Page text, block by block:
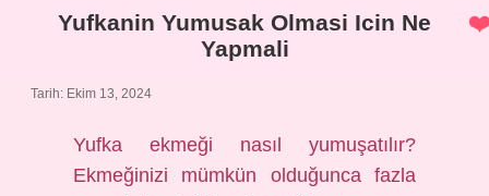
Yufkanin Yumusak Olmasi Icin Ne
Yapmali
Tarih: Ekim 13, 2024
Yufka ekmeği nasıl yumuşatılır?
Ekmeğinizi mümkün olduğunca fazla